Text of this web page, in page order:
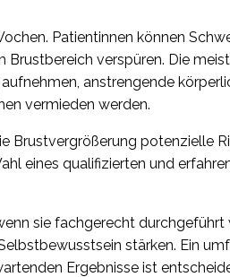
Patientinnen können
verspüren. Die
anstrengende
vermieden werden.
Brustvergrößerung potenzielle
eines qualifizierten und
sie fachgerecht durchgeführt
stärken. Ein
Ergebnisse ist